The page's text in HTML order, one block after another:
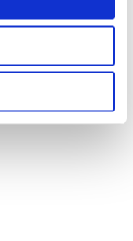
Koncerty